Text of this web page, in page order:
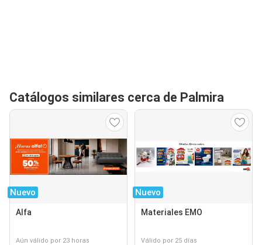
Catálogos similares cerca de Palmira
Nuevo
Alfa
Aún válido por 23 horas
Nuevo
Materiales EMO
Válido por 25 días